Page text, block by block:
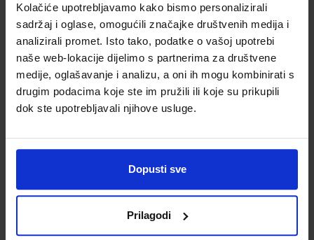
Kolačiće upotrebljavamo kako bismo personalizirali
sadržaj i oglase, omogućili značajke društvenih medija i
analizirali promet. Isto tako, podatke o vašoj upotrebi
naše web-lokacije dijelimo s partnerima za društvene
medije, oglašavanje i analizu, a oni ih mogu kombinirati s
drugim podacima koje ste im pružili ili koje su prikupili
dok ste upotrebljavali njihove usluge.
Dopusti sve
Prilagodi
Dominoes, New
Edition Level 1:
From The Heart
MultiROM Pack
Šifra proizvoda
523394
Dominoes, New
Edition Level 1:
Housemates
Šifra proizvoda
523395